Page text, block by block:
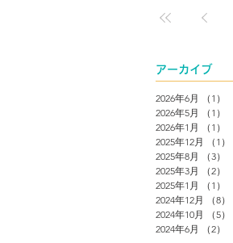
アーカイブ
2026年6月 （1）
2026年5月
（1）
2026年1月
（1）
2025年12月
（1）
2025年8月
（3）
2025年3月
（2）
2025年1月
（1）
2024年12月
（8）
2024年10月
（5）
2024年6月
（2）